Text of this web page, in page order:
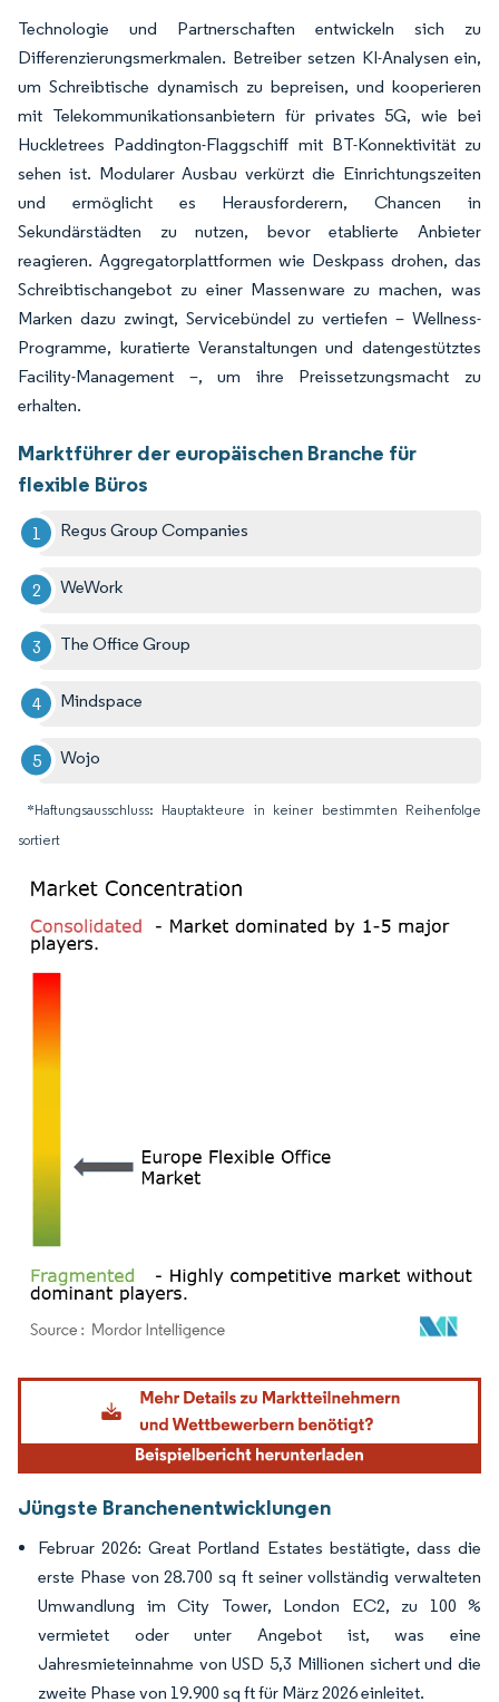
Technologie und Partnerschaften entwickeln sich zu
Differenzierungsmerkmalen. Betreiber setzen KI-Analysen ein,
um Schreibtische dynamisch zu bepreisen, und kooperieren
mit Telekommunikationsanbietern für privates 5G, wie bei
Huckletrees Paddington-Flaggschiff mit BT-Konnektivität zu
sehen ist. Modularer Ausbau verkürzt die Einrichtungszeiten
und ermöglicht es Herausforderern, Chancen in
Sekundärstädten zu nutzen, bevor etablierte Anbieter
reagieren. Aggregatorplattformen wie Deskpass drohen, das
Schreibtischangebot zu einer Massenware zu machen, was
Marken dazu zwingt, Servicebündel zu vertiefen – Wellness-
Programme, kuratierte Veranstaltungen und datengestütztes
Facility-Management –, um ihre Preissetzungsmacht zu
erhalten.
Marktführer der europäischen Branche für
flexible Büros
Regus Group Companies
WeWork
The Office Group
Mindspace
Wojo
*Haftungsausschluss: Hauptakteure in keiner bestimmten Reihenfolge
sortiert
Bild © Mordor Intelligence. Wiederverwendung erfordert Namensnennung gemäß
Jüngste Branchenentwicklungen
Februar 2026: Great Portland Estates bestätigte, dass die
erste Phase von 28.700 sq ft seiner vollständig verwalteten
Umwandlung im City Tower, London EC2, zu 100 %
vermietet oder unter Angebot ist, was eine
Jahresmieteinnahme von USD 5,3 Millionen sichert und die
zweite Phase von 19.900 sq ft für März 2026 einleitet.